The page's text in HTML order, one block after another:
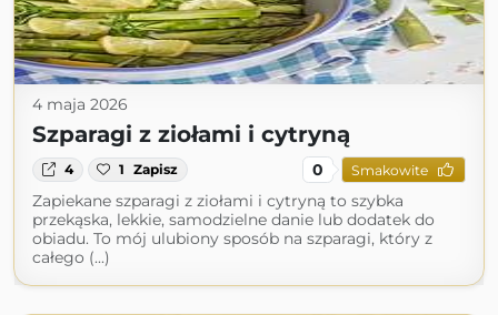
4 maja 2026
Szparagi z ziołami i cytryną
4 1 Zapisz 0 Smakowite
Zapiekane szparagi z ziołami i cytryną to szybka
przekąska, lekkie, samodzielne danie lub dodatek do
obiadu. To mój ulubiony sposób na szparagi, który z
całego (...)